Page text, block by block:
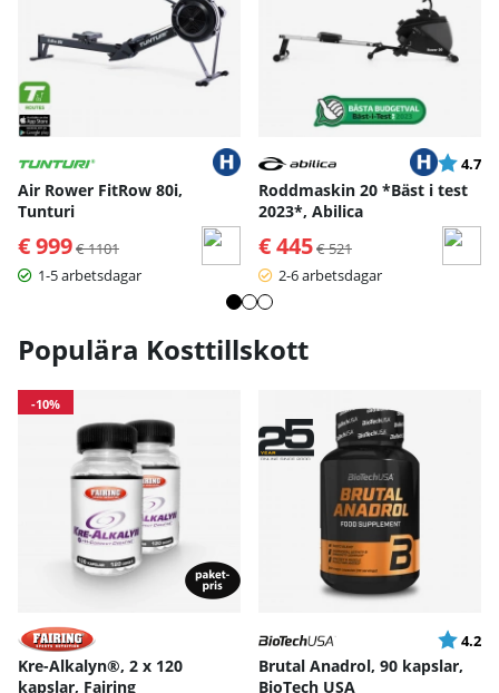
Air Rower FitRow 80i,
Tunturi
€ 999 Ordinarie pris:
€ 1101
1-5 arbetsdagar
Betyg:
4.7
Roddmaskin 20 *Bäst i test
2023*, Abilica
€ 445 Ordinarie pris:
€ 521
2-6 arbetsdagar
Populära Kosttillskott
-10%
Kre-Alkalyn®, 2 x 120
kapslar, Fairing
Betyg:
4.2
Brutal Anadrol, 90 kapslar,
BioTech USA